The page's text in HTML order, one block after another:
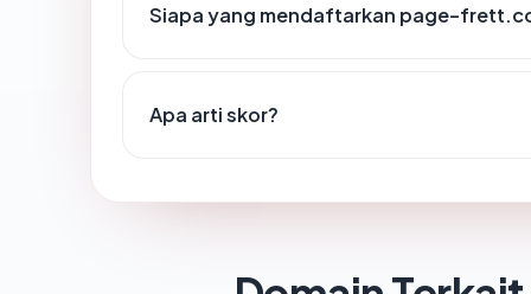
Siapa yang mendaftarkan page-
Apa arti skor?